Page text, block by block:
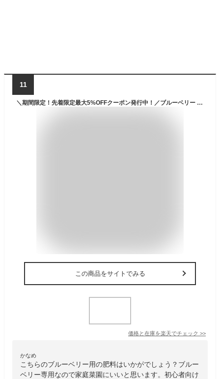
11
＼期間限定！先着限定最大5%OFFクーポン発行中！／ブルーベリー 肥料 ブルーベリーの肥料 500g 花ごころ 家庭菜園 ガーデニング 園芸 果物 ビギナー向け 初心者向け
この商品をサイトでみる
価格と在庫を楽天でチェック >>
かなめ
こちらのブルーベリー用の肥料はいかがでしょう？ブルー
ベリー専用なので家庭菜園にいいと思います。初心者向け